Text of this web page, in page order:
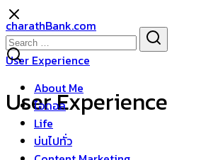
Skip
to
content
charathBank.com
About Me
ไอดอล
Life
บ่นไปทั่ว
Search
for:
User Experience
User Experience